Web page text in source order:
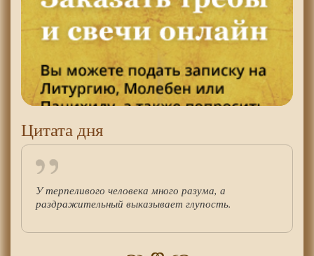
Цитата дня
У терпеливого человека много разума, а
раздражительный выказывает глупость.